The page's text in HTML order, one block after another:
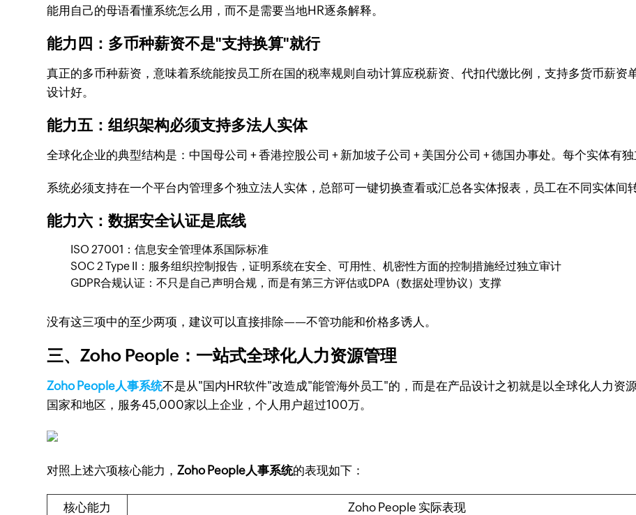
能用自己的母语看懂系统怎么用，而不是需要当地HR逐条解释。
能力四：多币种薪资不是"支持换算"就行
真正的多币种薪资，意味着系统能按员工所在国的税率规则自动计算应税薪资、代扣代缴比例，支持多货币薪
设计好。
能力五：组织架构必须支持多法人实体
全球化企业的典型结构是：中国母公司 + 香港控股公司 + 新加坡子公司 + 美国分公司 + 德国办事处。每个实体有
系统必须支持在一个平台内管理多个独立法人实体，总部可一键切换查看或汇总各实体报表，员工在不同实体间
能力六：数据安全认证是底线
ISO 27001：信息安全管理体系国际标准
SOC 2 Type II：服务组织控制报告，证明系统在安全、可用性、机密性方面的控制措施经过独立审计
GDPR合规认证：不只是自己声明合规，而是有第三方评估或DPA（数据处理协议）支撑
没有这三项中的至少两项，建议可以直接排除——不管功能和价格多诱人。
三、Zoho People：一站式全球化人力资源管理
Zoho People人事系统不是从"国内HR软件"改造成"能管海外员工"的，而是在产品设计之初就是以全球化人力资
国家和地区，服务45,000家以上企业，个人用户超过100万。
对照上述六项核心能力，Zoho People人事系统的表现如下：
核心能力
Zoho People 实际表现